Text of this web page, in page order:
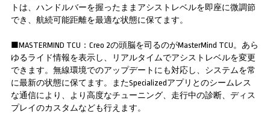
トは、ハンドルバーを握ったままアシストレベルを即座に微調節
でき、航続可能距離を最適な状態に保てます。
■MASTERMIND TCU：Creo 2の頭脳を司るのがMasterMind TCU。あら
ゆるライド情報を表示し、リアルタイムでアシストレベルを変更
できます。無線環境でのアップデートにも対応し、システムを常
に最新の状態に保てます。またSpecializedアプリとのシームレス
な通信により、より高度なチューニング、走行中の診断、ディス
プレイのカスタムなども行えます。